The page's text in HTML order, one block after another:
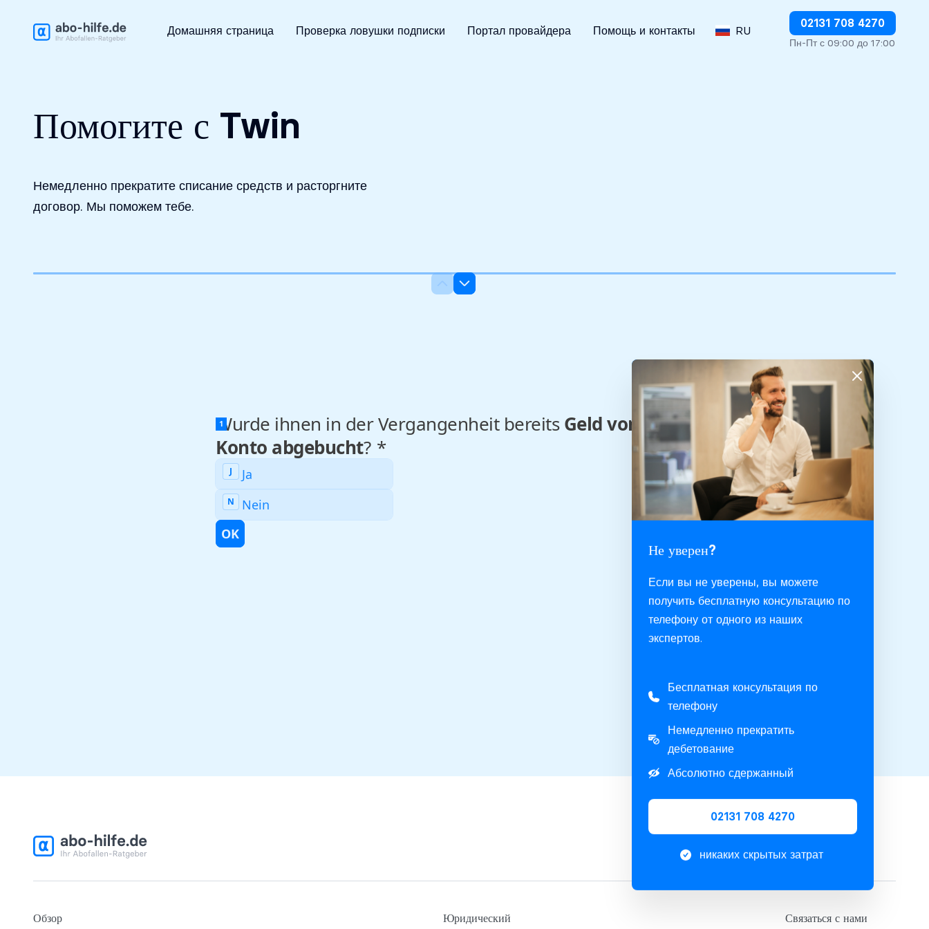
Домашняя страница Проверка ловушки подписки Портал провайдера Помощь и контакты RU
02131 708 4270
Пн-Пт с 09:00 до 17:00
Немедленно прекратить дебетование
Помогите с Twin
Немедленно прекратите списание средств и расторгните
договор. Мы поможем тебе.
Не уверен?
Если вы не уверены, вы можете
получить бесплатную консультацию по
телефону от одного из наших
экспертов.
Бесплатная консультация по
телефону
Немедленно прекратить
дебетование
Абсолютно сдержанный
02131 708 4270
никаких скрытых затрат
Обзор Юридический Связаться с нами